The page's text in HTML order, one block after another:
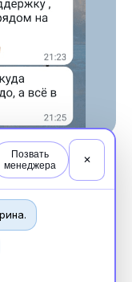
Позвать
менеджера
✕